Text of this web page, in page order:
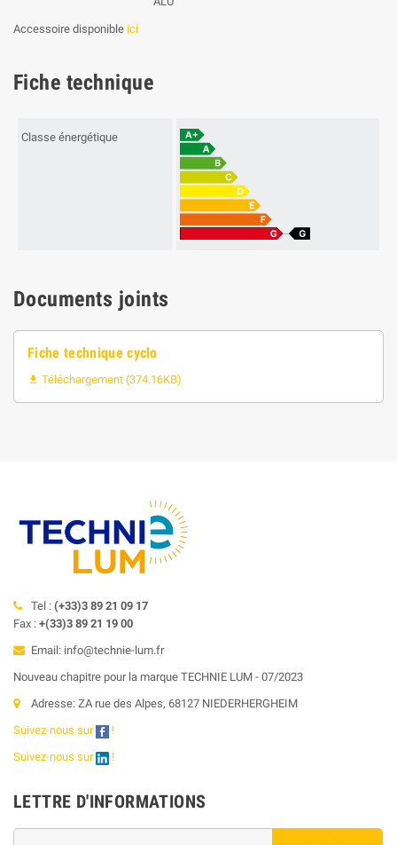
Accessoire disponible ici
Fiche technique
Classe énergétique
Documents joints
Fiche technique cyclo
 Téléchargement (374.16KB)
Tel : (+33)3 89 21 09 17
Fax : +(33)3 89 21 19 00
Email: info@technie-lum.fr
Nouveau chapitre pour la marque TECHNIE LUM - 07/2023
Adresse: ZA rue des Alpes, 68127 NIEDERHERGHEIM
Suivez-nous sur
!
Suivez-nous sur
!
LETTRE D'INFORMATIONS